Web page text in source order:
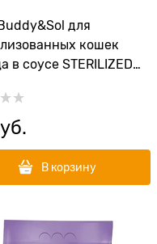
для
кошек
в соусе STERILIZED
В корзину